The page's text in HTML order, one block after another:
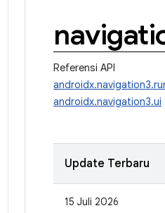
Referensi API
androidx.navigation3.ui
Update Terbaru
15 Juli 2026